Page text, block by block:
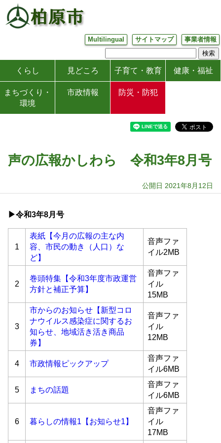
Multilingual サイトマップ 事業者情報
くらし 見どころ 子育て・教育 健康・福祉
まちづくり・
環境
市政情報 防災・防犯
声の広報かしわら 令和3年8月号
公開日 2021年8月12日
▶令和3年8月号
1
表紙【今月の広報の主な内
容、市民の動き（人口）な
ど】
音声ファ
イル2MB
2
巻頭特集【令和3年度市政運営
方針と補正予算】
音声ファ
イル
15MB
3
市からのお知らせ【新型コロ
ナウイルス感染症に関するお
知らせ、地域活き活き商品
券】
音声ファ
イル
12MB
4 市政情報ピックアップ
音声ファ
イル6MB
5 まちの話題
音声ファ
イル6MB
6 暮らしの情報1【お知らせ1】
音声ファ
イル
17MB